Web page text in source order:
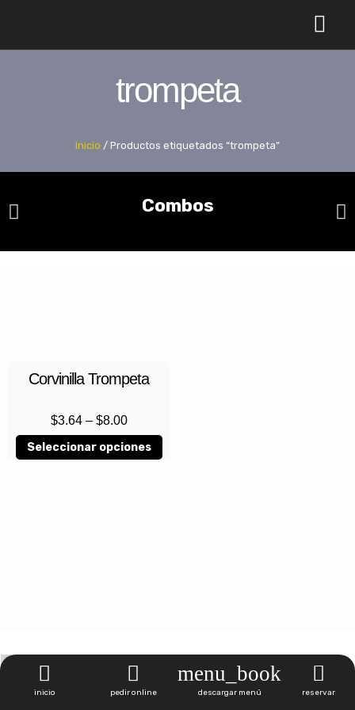
trompeta
Inicio / Productos etiquetados “trompeta”
Combos
Corvinilla Trompeta
$3.64– $8.00
Seleccionar opciones
inicio pedir online descargar menú reservar
3